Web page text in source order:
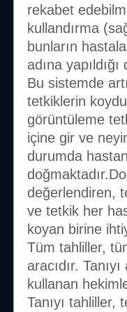
rekabet
kullandırma
bunların
adına
Bu sistemde
tetkiklerin
görüntüleme
içine gir ve
durumda
değerlendiren,
ve tetkik her
koyan birine
Tüm tahliller,
aracıdır.
kullanan
Tanıyı tahliller,